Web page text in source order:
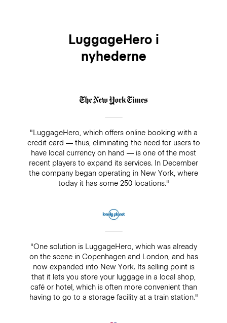
LuggageHero i
nyhederne
"LuggageHero, which offers online booking with a
credit card — thus, eliminating the need for users to
have local currency on hand — is one of the most
recent players to expand its services. In December
the company began operating in New York, where
today it has some 250 locations."
"One solution is LuggageHero, which was already
on the scene in Copenhagen and London, and has
now expanded into New York. Its selling point is
that it lets you store your luggage in a local shop,
café or hotel, which is often more convenient than
having to go to a storage facility at a train station."